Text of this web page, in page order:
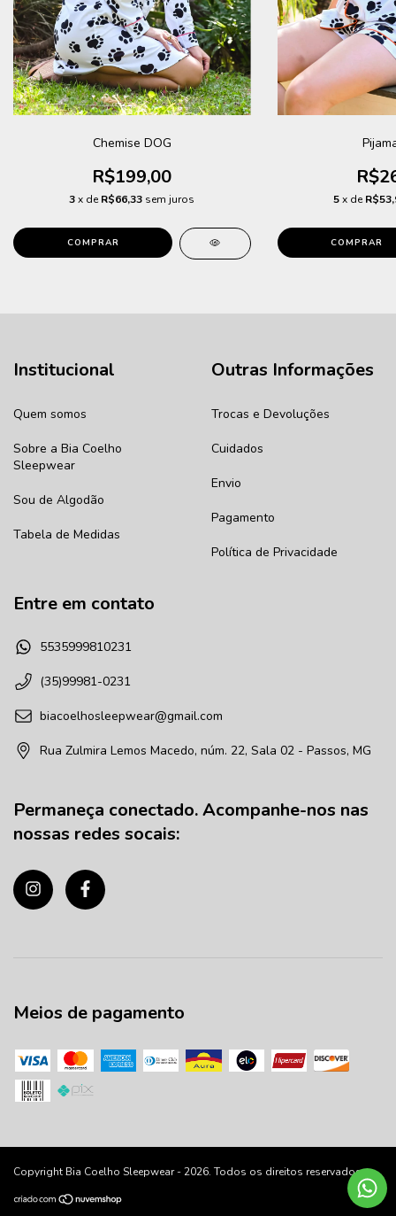
Chemise DOG
R$199,00
3 x de R$66,33 sem juros
COMPRAR
5x de
COMPRAR
Institucional
Quem somos
Sobre a Bia Coelho
Sleepwear
Sou de Algodão
Tabela de Medidas
Outras Informações
Trocas e Devoluções
Cuidados
Envio
Pagamento
Política de Privacidade
Entre em contato
5535999810231
(35)99981-0231
biacoelhosleepwear@gmail.com
Rua Zulmira Lemos Macedo, núm. 22, Sala 02 - Passos, MG
Permaneça conectado. Acompanhe-nos nas
nossas redes socais:
Meios de pagamento
Copyright Bia Coelho Sleepwear - 2026. Todos os direitos reservados.